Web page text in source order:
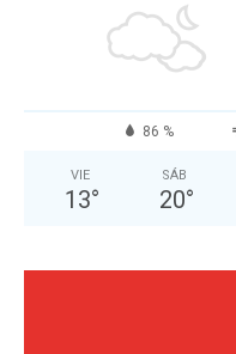
86 %
VIE
13°
SÁB
20°